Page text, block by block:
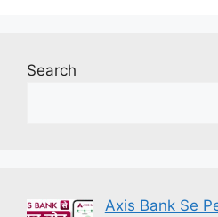
Search
Axis Bank Se